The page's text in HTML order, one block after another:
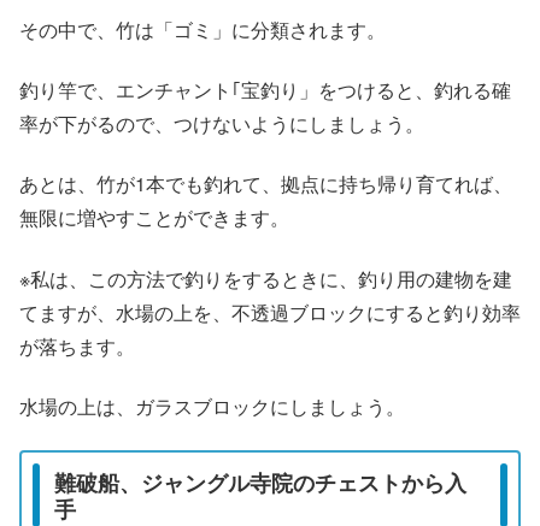
その中で、竹は「ゴミ」に分類されます。
釣り竿で、エンチャント｢宝釣り」をつけると、釣れる確
率が下がるので、つけないようにしましょう。
あとは、竹が1本でも釣れて、拠点に持ち帰り育てれば、
無限に増やすことができます。
※私は、この方法で釣りをするときに、釣り用の建物を建
てますが、水場の上を、不透過ブロックにすると釣り効率
が落ちます。
水場の上は、ガラスブロックにしましょう。
難破船、ジャングル寺院のチェストから入
手